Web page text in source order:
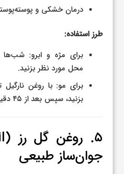
درمان خشکی و
طرز استفاده:
برای مژه و ابرو:
محل مورد نظر بزنید.
برای مو: با روغن
بزنید، سپس بعد از ۴۵ دقیقه بشویید.
جوان‌ساز طبیعی